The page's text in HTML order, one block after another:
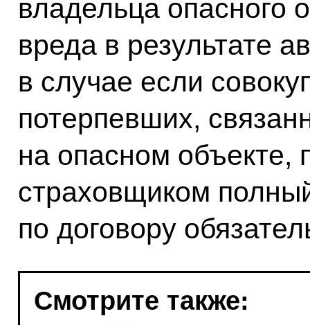
владельца опасного
вреда в результате
в случае если
потерпевших,
на опасном
страховщиком
по договору
Смотрите также: